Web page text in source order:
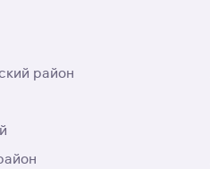
район